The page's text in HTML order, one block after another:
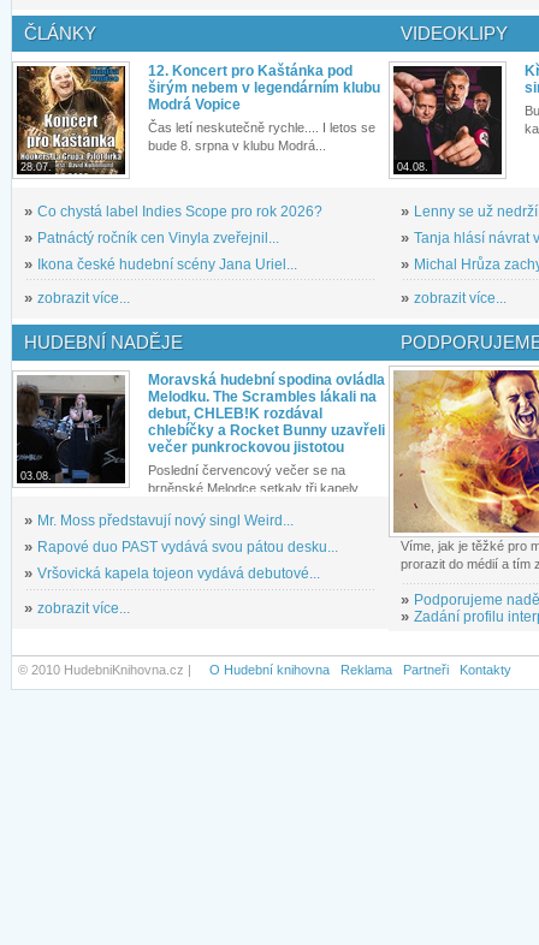
ČLÁNKY
28.07.
12. Koncert pro Kaštánka pod
širým nebem v legendárním klubu
Modrá Vopice
Čas letí neskutečně rychle.... I letos se
bude 8. srpna v klubu Modrá...
» Co chystá label Indies Scope pro rok 2026?
» Patnáctý ročník cen Vinyla zveřejnil...
»
Ikona české hudební scény Jana Uriel...
» zobrazit více...
VIDEOKLIPY
04.08.
» Lenny se už
» Tanja hlásí návrat
» Michal Hrůza
» zobrazit více...
HUDEBNÍ NADĚJE
03.08.
Moravská hudební spodina ovládla
Melodku. The Scrambles lákali na
debut, CHLEB!K rozdával
chlebíčky a Rocket Bunny uzavřeli
večer punkrockovou jistotou
Poslední červencový večer se na
brněnské Melodce setkaly tři kapely...
» Mr. Moss představují nový singl Weird...
» Rapové duo PAST vydává svou pátou desku...
» Vršovická kapela tojeon vydává debutové...
» zobrazit více...
Víme, jak je těžké pro
prorazit do médií a tím
» Podporujeme
» Zadání profilu
© 2010 HudebniKnihovna.cz | O Hudební knihovna Reklama Partneři Kontakty